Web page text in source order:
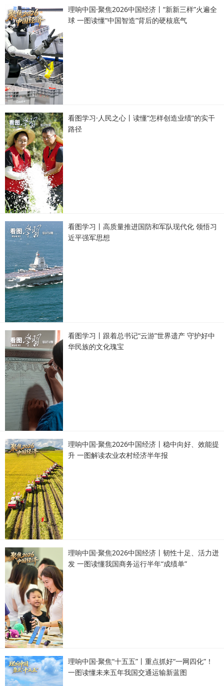
理响中国·聚焦2026中国经济丨“新新三样”火遍全
球 一图读懂“中国智造”背后的硬核底气
看图学习·人民之心丨读懂“怎样创造业绩”的实干
路径
看图学习丨高质量推进国防和军队现代化 领悟习
近平强军思想
看图学习丨跟着总书记“云游”世界遗产 守护好中
华民族的文化瑰宝
理响中国·聚焦2026中国经济丨稳中向好、效能提
升 一图解读农业农村经济半年报
理响中国·聚焦2026中国经济丨韧性十足、活力迸
发 一图读懂我国商务运行半年“成绩单”
理响中国·聚焦“十五五”丨重点抓好“一网四化”！
一图读懂未来五年我国交通运输新蓝图